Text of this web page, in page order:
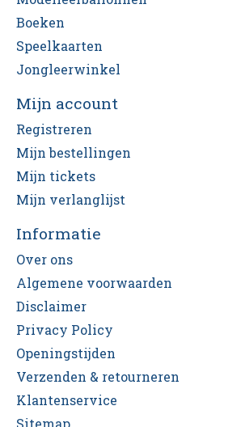
Boeken
Speelkaarten
Jongleerwinkel
Mijn account
Registreren
Mijn bestellingen
Mijn tickets
Mijn verlanglijst
Informatie
Over ons
Algemene voorwaarden
Disclaimer
Privacy Policy
Openingstijden
Verzenden & retourneren
Klantenservice
Sitemap